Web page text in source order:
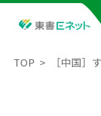
TOP ［中国］